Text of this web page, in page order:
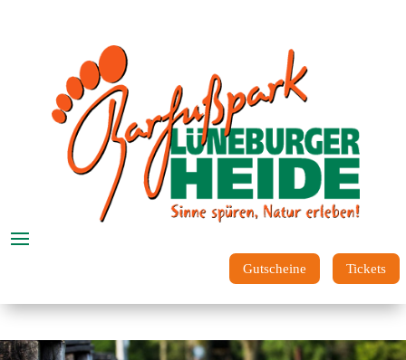
Tickets
Gutscheine